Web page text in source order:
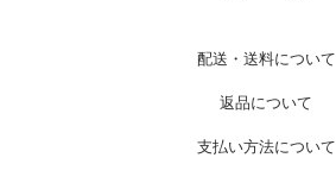
配送・送料について
返品について
支払い方法について